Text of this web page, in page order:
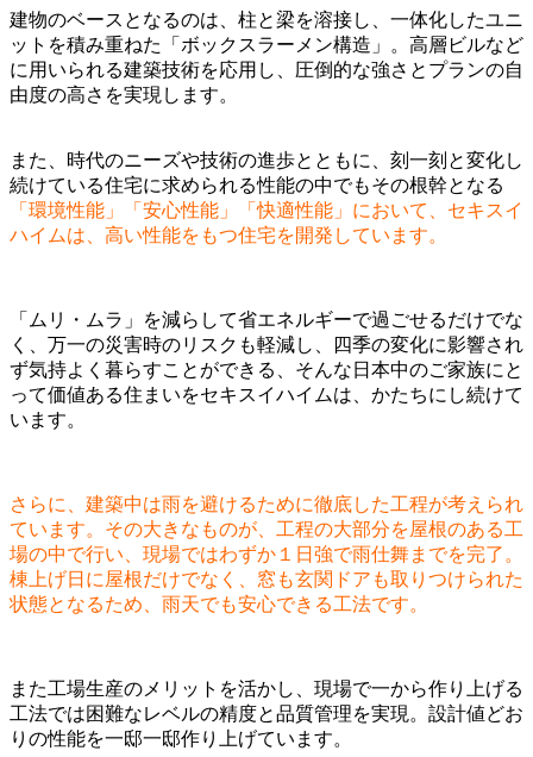
建物のベースとなるのは、柱と梁を溶接し、一体化したユニ
ットを積み重ねた「ボックスラーメン構造」。高層ビルなど
に用いられる建築技術を応用し、圧倒的な強さとプランの自
由度の高さを実現します。
また、時代のニーズや技術の進歩とともに、刻一刻と変化し
続けている住宅に求められる性能の中でもその根幹となる
「環境性能」「安心性能」「快適性能」において、セキスイ
ハイムは、高い性能をもつ住宅を開発しています。
「ムリ・ムラ」を減らして省エネルギーで過ごせるだけでな
く、万一の災害時のリスクも軽減し、四季の変化に影響され
ず気持よく暮らすことができる、そんな日本中のご家族にと
って価値ある住まいをセキスイハイムは、かたちにし続けて
います。
さらに、建築中は雨を避けるために徹底した工程が考えられ
ています。その大きなものが、工程の大部分を屋根のある工
場の中で行い、現場ではわずか１日強で雨仕舞までを完了。
棟上げ日に屋根だけでなく、窓も玄関ドアも取りつけられた
状態となるため、雨天でも安心できる工法です。
また工場生産のメリットを活かし、現場で一から作り上げる
工法では困難なレベルの精度と品質管理を実現。設計値どお
りの性能を一邸一邸作り上げています。